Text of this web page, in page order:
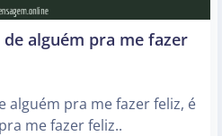
alguém pra me fazer
alguém pra me fazer feliz, é
me fazer feliz..